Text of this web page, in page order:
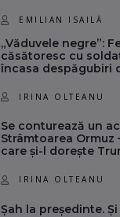
EMILIAN ISAILĂ
„Văduvele negre”:
căsătoresc cu
încasa despăgubiri
IRINA OLTEANU
Se conturează un
Strâmtoarea Ormuz
care și-l dorește
IRINA OLTEANU
Șah la președinte.